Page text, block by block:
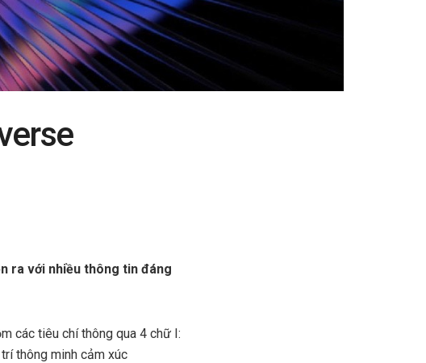
ra với nhiều thông tin đáng
các tiêu chí thông qua 4 chữ I:
thông minh cảm xúc